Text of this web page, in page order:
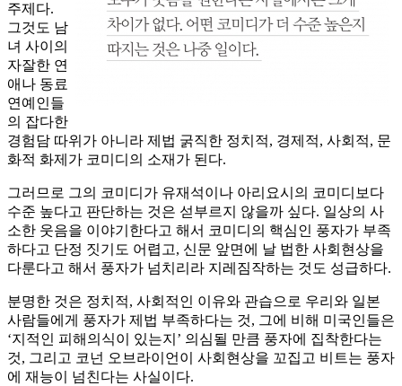
주제다.
그것도 남
녀 사이의
자잘한 연
애나 동료
연예인들
의 잡다한
경험담 따위가 아니라 제법 굵직한 정치적, 경제적, 사회적, 문
화적 화제가 코미디의 소재가 된다.
그러므로 그의 코미디가 유재석이나 아리요시의 코미디보다
수준 높다고 판단하는 것은 섣부르지 않을까 싶다. 일상의 사
소한 웃음을 이야기한다고 해서 코미디의 핵심인 풍자가 부족
하다고 단정 짓기도 어렵고, 신문 앞면에 날 법한 사회현상을
다룬다고 해서 풍자가 넘치리라 지레짐작하는 것도 성급하다.
분명한 것은 정치적, 사회적인 이유와 관습으로 우리와 일본
사람들에게 풍자가 제법 부족하다는 것, 그에 비해 미국인들은
‘지적인 피해의식이 있는지’ 의심될 만큼 풍자에 집착한다는
것, 그리고 코넌 오브라이언이 사회현상을 꼬집고 비트는 풍자
에 재능이 넘친다는 사실이다.